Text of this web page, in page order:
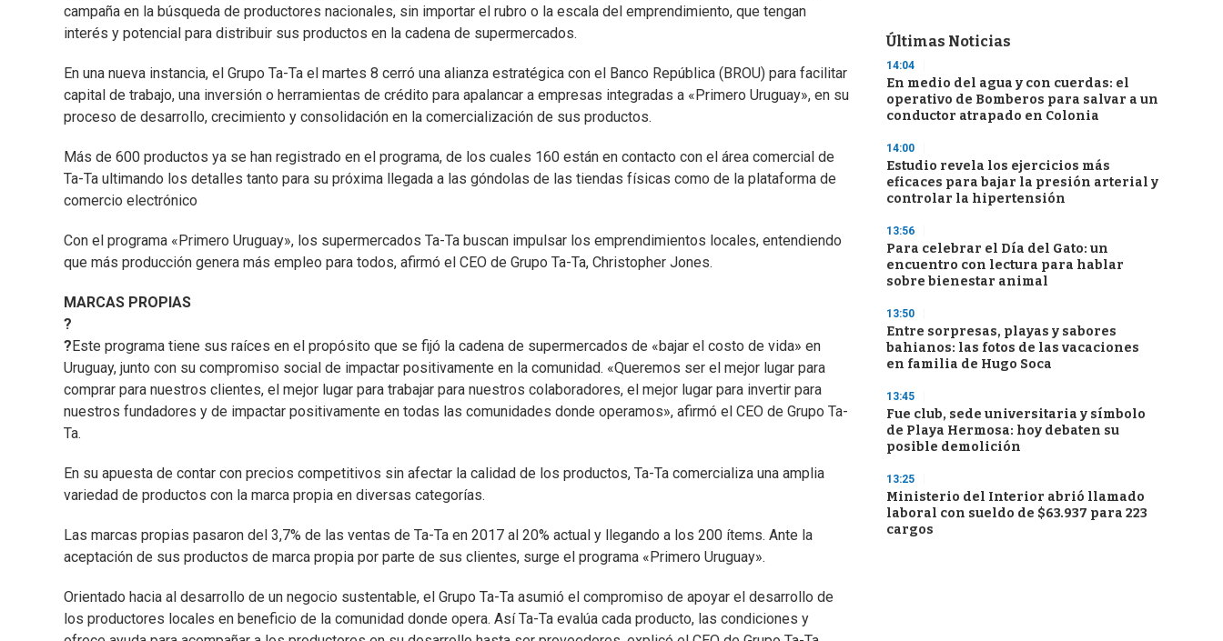
campaña en la búsqueda de productores nacionales, sin importar el rubro o la escala del emprendimiento, que tengan
interés y potencial para distribuir sus productos en la cadena de supermercados.
En una nueva instancia, el Grupo Ta-Ta el martes 8 cerró una alianza estratégica con el Banco República (BROU) para facilitar
capital de trabajo, una inversión o herramientas de crédito para apalancar a empresas integradas a «Primero Uruguay», en su
proceso de desarrollo, crecimiento y consolidación en la comercialización de sus productos.
Más de 600 productos ya se han registrado en el programa, de los cuales 160 están en contacto con el área comercial de
Ta-Ta ultimando los detalles tanto para su próxima llegada a las góndolas de las tiendas físicas como de la plataforma de
comercio electrónico
Con el programa «Primero Uruguay», los supermercados Ta-Ta buscan impulsar los emprendimientos locales, entendiendo
que más producción genera más empleo para todos, afirmó el CEO de Grupo Ta-Ta, Christopher Jones.
MARCAS PROPIAS
?
? Este programa tiene sus raíces en el propósito que se fijó la cadena de supermercados de «bajar el costo de vida» en
Uruguay, junto con su compromiso social de impactar positivamente en la comunidad. «Queremos ser el mejor lugar para
comprar para nuestros clientes, el mejor lugar para trabajar para nuestros colaboradores, el mejor lugar para invertir para
nuestros fundadores y de impactar positivamente en todas las comunidades donde operamos», afirmó el CEO de Grupo Ta-
Ta.
En su apuesta de contar con precios competitivos sin afectar la calidad de los productos, Ta-Ta comercializa una amplia
variedad de productos con la marca propia en diversas categorías.
Las marcas propias pasaron del 3,7% de las ventas de Ta-Ta en 2017 al 20% actual y llegando a los 200 ítems. Ante la
aceptación de sus productos de marca propia por parte de sus clientes, surge el programa «Primero Uruguay».
Orientado hacia al desarrollo de un negocio sustentable, el Grupo Ta-Ta asumió el compromiso de apoyar el desarrollo de
los productores locales en beneficio de la comunidad donde opera. Así Ta-Ta evalúa cada producto, las condiciones y
Últimas Noticias
14:04
En medio del agua y con cuerdas: el
operativo de Bomberos para salvar a un
conductor atrapado en Colonia
14:00
Estudio revela los ejercicios más
eficaces para bajar la presión arterial y
controlar la hipertensión
13:56
Para celebrar el Día del Gato: un
encuentro con lectura para hablar
sobre bienestar animal
13:50
Entre sorpresas, playas y sabores
bahianos: las fotos de las vacaciones
en familia de Hugo Soca
13:45
Fue club, sede universitaria y símbolo
de Playa Hermosa: hoy debaten su
posible demolición
13:25
Ministerio del Interior abrió llamado
laboral con sueldo de $63.937 para 223
cargos